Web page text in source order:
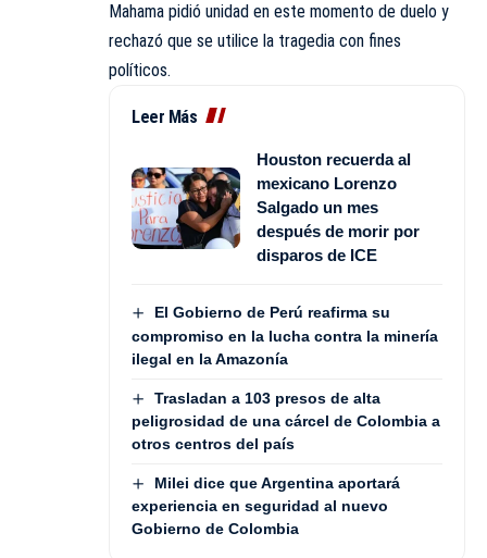
Mahama pidió unidad en este momento de duelo y
rechazó que se utilice la tragedia con fines
políticos.
Leer Más
Houston recuerda al
mexicano Lorenzo
Salgado un mes
después de morir por
disparos de ICE
El Gobierno de Perú reafirma su
compromiso en la lucha contra la minería
ilegal en la Amazonía
Trasladan a 103 presos de alta
peligrosidad de una cárcel de Colombia a
otros centros del país
Milei dice que Argentina aportará
experiencia en seguridad al nuevo
Gobierno de Colombia